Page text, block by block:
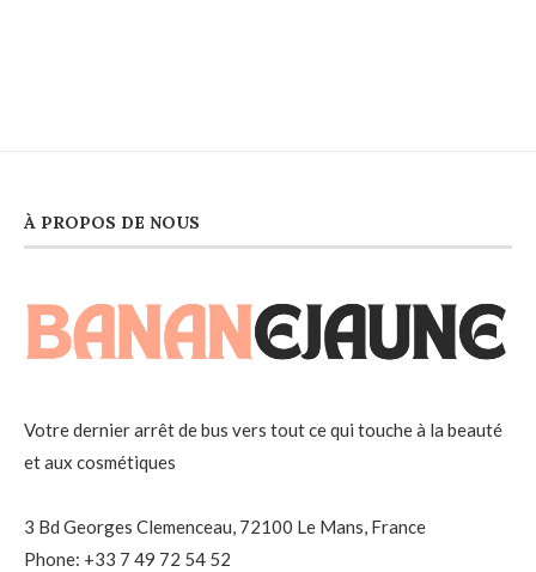
À PROPOS DE NOUS
Votre dernier arrêt de bus vers tout ce qui touche à la beauté
et aux cosmétiques
3 Bd Georges Clemenceau, 72100 Le Mans, France
Phone: +33 7 49 72 54 52